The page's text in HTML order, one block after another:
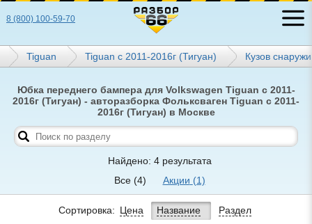
8 (800) 100-59-70
Tiguan Tiguan с 2011-2016г (Тигуан) Кузов снаружи
Юбка переднего бампера для Volkswagen Tiguan с 2011-
2016г (Тигуан) - авторазборка Фольксваген Tiguan с 2011-
2016г (Тигуан) в Москве
Найдено: 4 результата
Все (4) Акции (1)
Сортировка: Цена Название Раздел